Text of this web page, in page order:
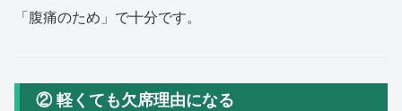
「腹痛のため」で十分です。
② 軽くても欠席理由になる